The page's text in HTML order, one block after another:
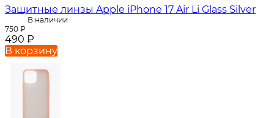
Защитные линзы Apple iPhone 17 Air Li Glass Silver
В наличии
750 ₽
490 ₽
В корзину